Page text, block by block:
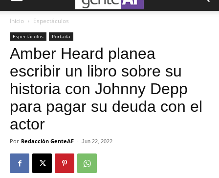
Inicio Espectáculos
Espectáculos Portada
Amber Heard planea
escribir un libro sobre su
historia con Johnny Depp
para pagar su deuda con el
actor
Por Redacción GenteAF - Jun 22, 2022